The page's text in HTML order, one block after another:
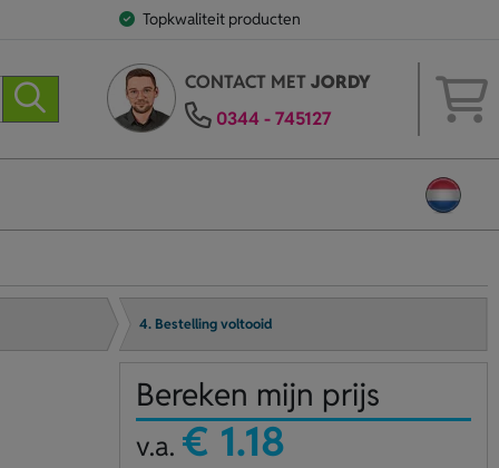
Topkwaliteit producten
CONTACT METJORDY
0344 - 745127
4. Bestelling voltooid
Bereken mijn prijs
v.a. € 1.18